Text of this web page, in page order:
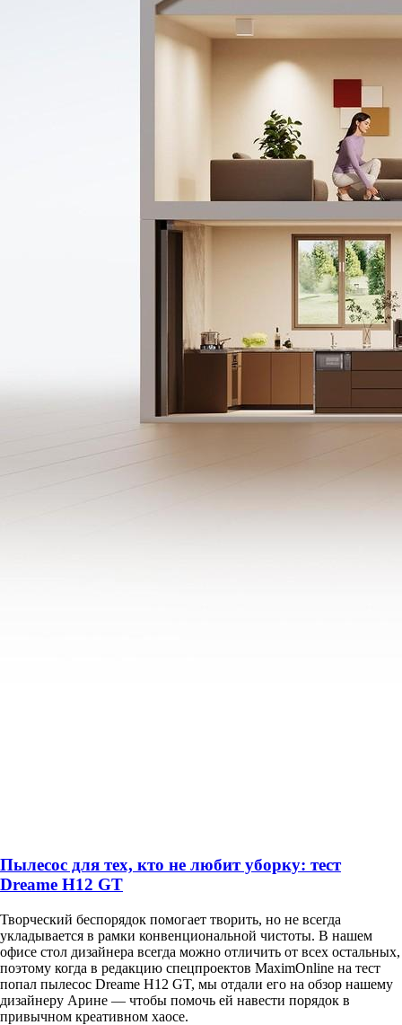
Пылесос для тех, кто не любит уборку: тест
Dreame H12 GT
Творческий беспорядок помогает творить, но не всегда
укладывается в рамки конвенциональной чистоты. В нашем
офисе стол дизайнера всегда можно отличить от всех остальных,
поэтому когда в редакцию спецпроектов MaximOnline на тест
попал пылесос Dreame H12 GT, мы отдали его на обзор нашему
дизайнеру Арине — чтобы помочь ей навести порядок в
привычном креативном хаосе.